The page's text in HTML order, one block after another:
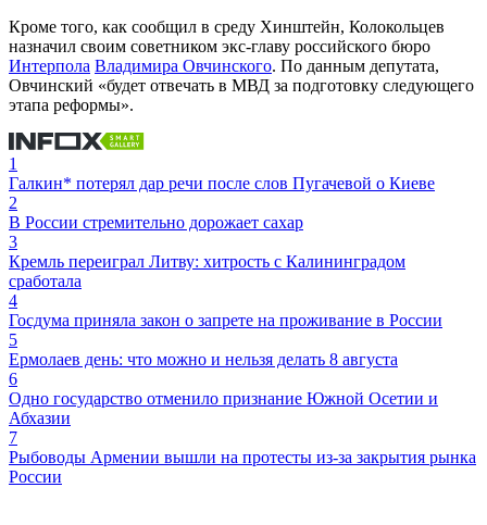
Кроме того, как сообщил в среду Хинштейн, Колокольцев
назначил своим советником экс-главу российского бюро
Интерпола Владимира Овчинского. По данным депутата,
Овчинский «будет отвечать в МВД за подготовку следующего
этапа реформы».
1
Галкин* потерял дар речи после слов Пугачевой о Киеве
2
В России стремительно дорожает сахар
3
Кремль переиграл Литву: хитрость с Калининградом
сработала
4
Госдума приняла закон о запрете на проживание в России
5
Ермолаев день: что можно и нельзя делать 8 августа
6
Одно государство отменило признание Южной Осетии и
Абхазии
7
Рыбоводы Армении вышли на протесты из-за закрытия рынка
России